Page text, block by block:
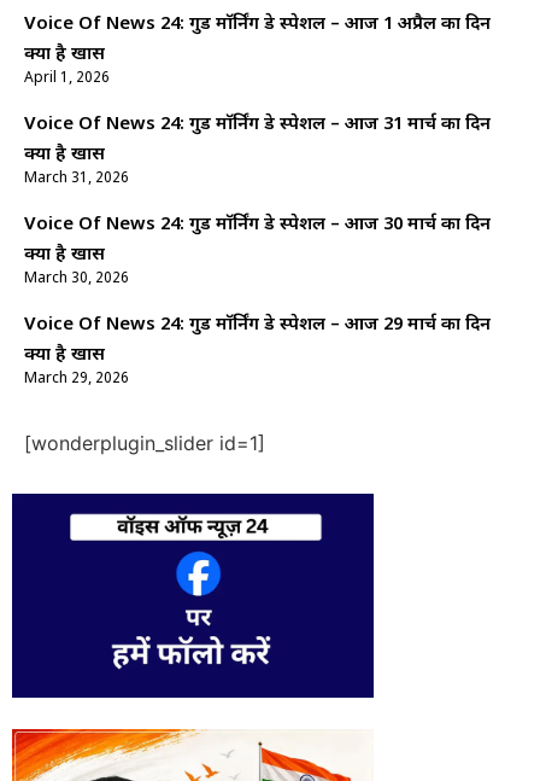
Voice Of News 24: गुड माॅर्निंग डे स्पेशल – आज 1 अप्रैल का दिन
क्यों है खास
April 1, 2026
Voice Of News 24: गुड माॅर्निंग डे स्पेशल – आज 31 मार्च का दिन
क्यों है खास
March 31, 2026
Voice Of News 24: गुड माॅर्निंग डे स्पेशल – आज 30 मार्च का दिन
क्यों है खास
March 30, 2026
Voice Of News 24: गुड माॅर्निंग डे स्पेशल – आज 29 मार्च का दिन
क्यों है खास
March 29, 2026
[wonderplugin_slider id=1]